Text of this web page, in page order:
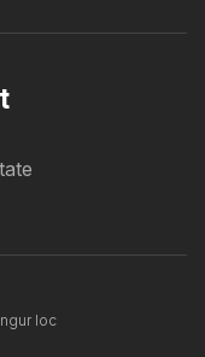
loc